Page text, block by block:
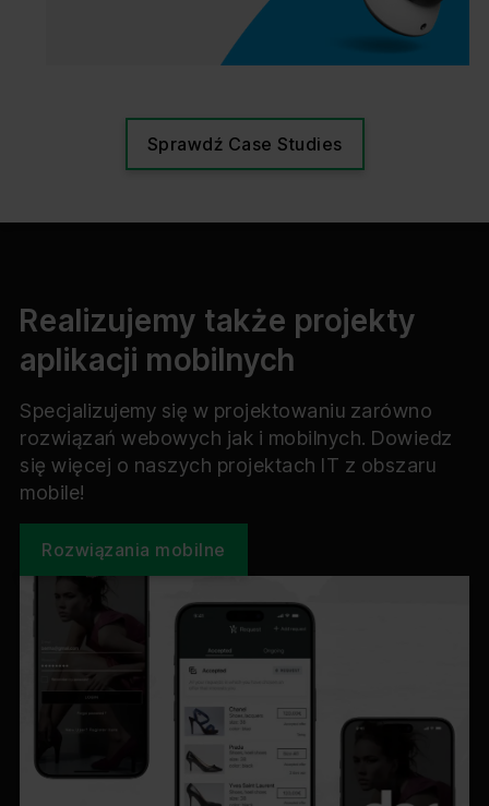
Sprawdź Case Studies
Realizujemy także projekty
aplikacji mobilnych
Specjalizujemy się w projektowaniu zarówno
rozwiązań webowych jak i mobilnych. Dowiedz
się więcej o naszych projektach IT z obszaru
mobile!
Rozwiązania mobilne